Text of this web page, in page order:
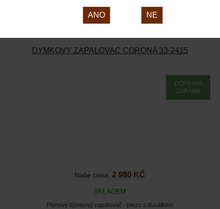
Plynový dýmkový zapalovač - piezo s dusátkem
DÝMKOVÝ ZAPALOVAČ CORONA 33-2415
DOPRAVA
ZDRAMA
Naše cena: 2 980 KČ
SKLADEM
Plynový dýmkový zapalovač - piezo s dusátkem
ANO NE